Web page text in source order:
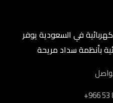
في السعودية يوفر
بأنظمة سداد مريحة
‎+966 53